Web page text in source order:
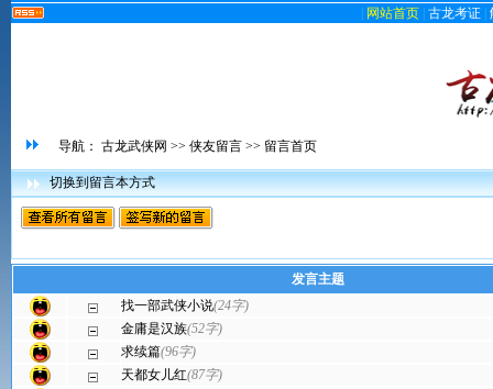
网站首页 古龙考证
导航： 古龙武侠网 >> 侠友留言 >> 留言首页
切换到留言本方式
发言主题
找一部武侠小说(24字)
金庸是汉族(52字)
求续篇(96字)
天都女儿红(87字)